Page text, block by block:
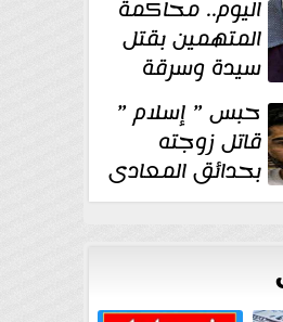
والتأهيل
اليوم.. محاكمة
المتهمين بقتل
سيدة وسرقة
ذهبها في بولاق
حبس ” إسلام ”
قاتل زوجته
بحدائق المعادى
١٥ يوم أخرى